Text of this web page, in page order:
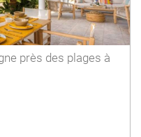
près des plages à